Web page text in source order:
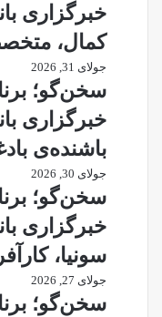
خبرگزاری
کمال،
جولای 31, 2026
سخن‌گو؛
خبرگزاری
باشنده‌ی
جولای 30, 2026
سخن‌گو؛
خبرگزاری
سونیا،
جولای 27, 2026
سخن‌گو؛